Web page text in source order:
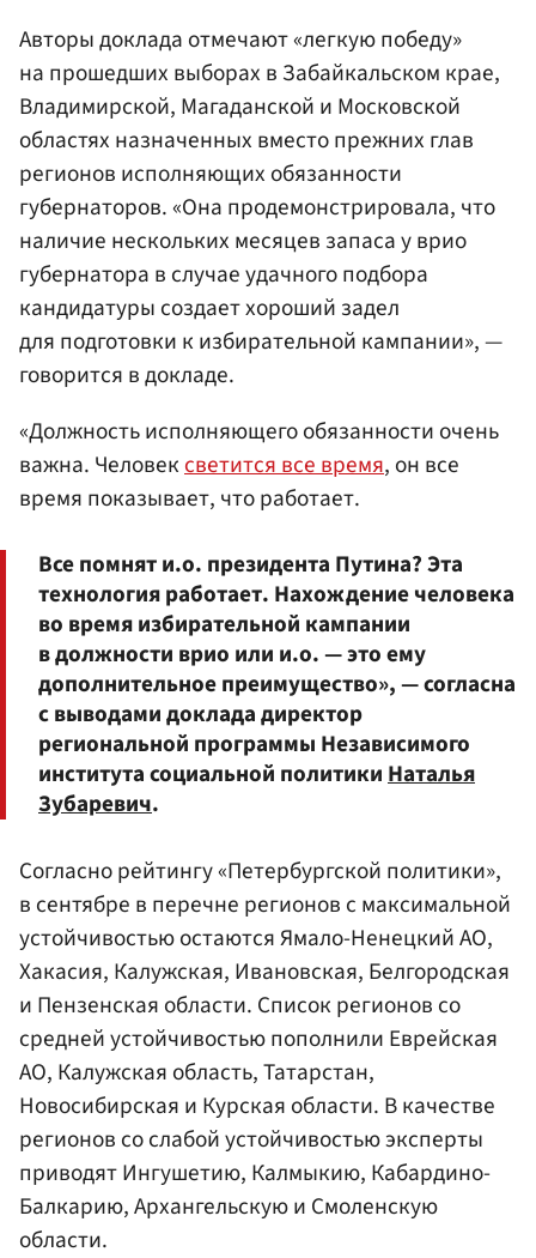
Авторы доклада отмечают «легкую победу»
на прошедших выборах в Забайкальском крае,
Владимирской, Магаданской и Московской
областях назначенных вместо прежних глав
регионов исполняющих обязанности
губернаторов. «Она продемонстрировала, что
наличие нескольких месяцев запаса у врио
губернатора в случае удачного подбора
кандидатуры создает хороший задел
для подготовки к избирательной кампании», —
говорится в докладе.
«Должность исполняющего обязанности очень
важна. Человексветится все время, он все
время показывает, что работает.
Все помнят и.о. президента Путина? Эта
технология работает. Нахождение человека
во время избирательной кампании
в должности врио или и.о. — это ему
дополнительное преимущество», — согласна
с выводами доклада директор
региональной программы Независимого
института социальной политикиНаталья
Зубаревич.
Согласно рейтингу «Петербургской политики»,
в сентябре в перечне регионов с максимальной
устойчивостью остаются Ямало-Ненецкий АО,
Хакасия, Калужская, Ивановская, Белгородская
и Пензенская области. Список регионов со
средней устойчивостью пополнили Еврейская
АО, Калужская область, Татарстан,
Новосибирская и Курская области. В качестве
регионов со слабой устойчивостью эксперты
приводят Ингушетию, Калмыкию, Кабардино-
Балкарию, Архангельскую и Смоленскую
области.